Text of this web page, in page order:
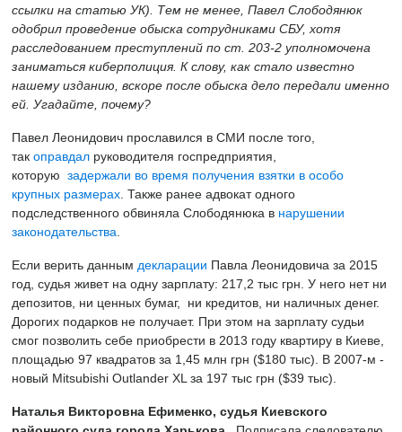
ссылки на статью УК). Тем не менее, Павел Слободянюк
одобрил проведение обыска сотрудниками СБУ, хотя
расследованием преступлений по ст. 203-2 уполномочена
заниматься киберполиция. К слову, как стало известно
нашему изданию, вскоре после обыска дело передали именно
ей. Угадайте, почему?
Павел Леонидович прославился в СМИ после того,
так оправдал руководителя госпредприятия
которую задержали во время получения взятки в особо
крупных размерах . Также ранее адвокат одного
подследственного обвиняла Слободянюка в нарушении
законодательства
Если верить данным декларации Павла Леонидовича за 2015
год, судья живет на одну зарплату: 217,2 тыс грн. У него нет ни
депозитов, ни ценных бумаг, ни кредитов, ни наличных денег.
Дорогих подарков не получает. При этом на зарплату судьи
смог позволить себе приобрести в 2013 году квартиру в Киеве,
площадью 97 квадратов за 1,45 млн грн ($180 тыс). В 2007-м -
новый Mitsubishi Outlander XL за 197 тыс грн ($39 тыс).
Наталья Викторовна Ефименко, судья Киевского